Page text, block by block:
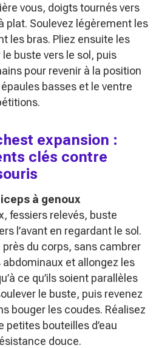
vous, doigts tournés vers
plat. Soulevez légèrement les
les bras. Pliez ensuite les
buste vers le sol, puis
pour revenir à la position
basses et le ventre
expansion :
clés contre
à genoux
fessiers relevés, buste
l’avant en regardant le sol.
près du corps, sans cambrer
et allongez les
ce qu’ils soient parallèles
le buste, puis revenez
bouger les coudes. Réalisez
petites bouteilles d’eau
douce.